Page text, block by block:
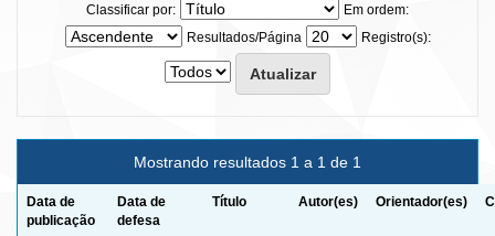
Classificar por:
Em ordem:
Resultados/Página
Registro(s):
Mostrando resultados 1 a 1 de 1
Data de
publicação
Data de
defesa
Título Autor(es) Orientador(es)